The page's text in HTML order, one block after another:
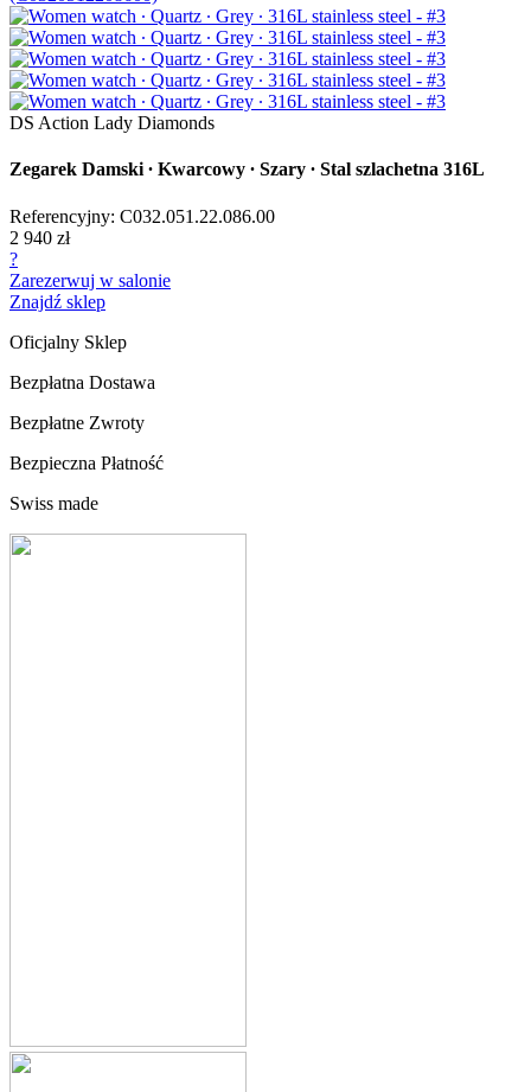
DS Action Lady Diamonds
Zegarek Damski ∙ Kwarcowy ∙ Szary ∙ Stal szlachetna 316L
Referencyjny: C032.051.22.086.00
2 940 zł
?
Zarezerwuj w salonie
Znajdź sklep
Oficjalny Sklep
Bezpłatna Dostawa
Bezpłatne Zwroty
Bezpieczna Płatność
Swiss made